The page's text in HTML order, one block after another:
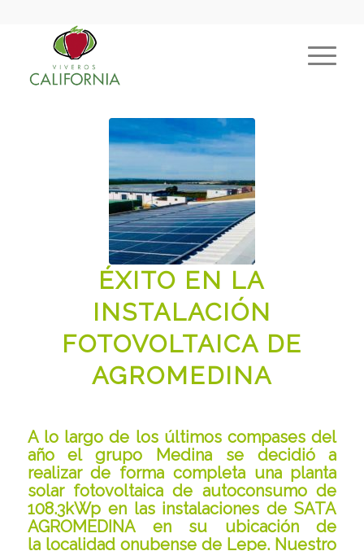
ÉXITO EN LA
INSTALACIÓN
FOTOVOLTAICA DE
AGROMEDINA
A lo largo de los últimos compases del
año el grupo Medina se decidió a
realizar de forma completa una planta
solar fotovoltaica de autoconsumo de
108.3kWp en las instalaciones deSATA
AGROMEDINAen su ubicación de
la localidad onubense de Lepe. Nuestro